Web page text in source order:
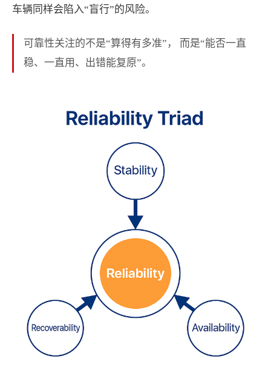
车辆同样会陷入“盲行”的风险。
可靠性关注的不是“算得有多准”， 而是“能否一直
稳、一直用、出错能复原”。